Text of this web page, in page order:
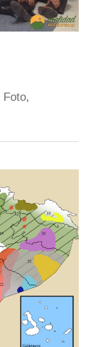
Foto,